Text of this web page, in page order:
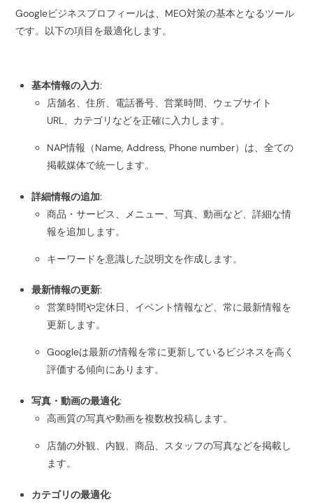
Googleビジネスプロフィールは、MEO対策の基本となるツール
です。以下の項目を最適化します。
基本情報の入力:
店舗名、住所、電話番号、営業時間、ウェブサイト
URL、カテゴリなどを正確に入力します。
NAP情報（Name, Address, Phone number）は、全ての
掲載媒体で統一します。
詳細情報の追加:
商品・サービス、メニュー、写真、動画など、詳細な情
報を追加します。
キーワードを意識した説明文を作成します。
最新情報の更新:
営業時間や定休日、イベント情報など、常に最新情報を
更新します。
Googleは最新の情報を常に更新しているビジネスを高く
評価する傾向にあります。
写真・動画の最適化:
高画質の写真や動画を複数枚投稿します。
店舗の外観、内観、商品、スタッフの写真などを掲載し
ます。
カテゴリの最適化: